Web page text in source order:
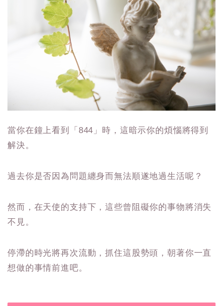
當你在鐘上看到「844」時，這暗示你的煩惱將得到
解決。
過去你是否因為問題纏身而無法順遂地過生活呢？
然而，在天使的支持下，這些曾阻礙你的事物將消失
不見。
停滯的時光將再次流動，抓住這股勢頭，朝著你一直
想做的事情前進吧。